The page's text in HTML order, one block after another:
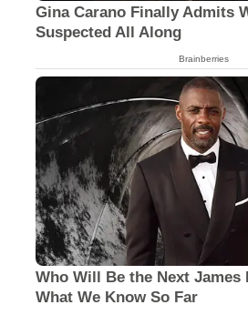
Gina Carano Finally Admits
Suspected All Along
Brainberries
Who Will Be the Next James
What We Know So Far